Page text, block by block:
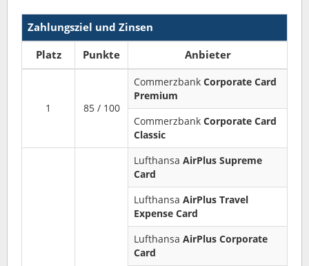
Zahlungsziel und Zinsen
Platz
Punkte Anbieter
1 85 / 100
Commerzbank Corporate Card
Premium
Commerzbank Corporate Card
Classic
Lufthansa AirPlus Supreme
Card
Lufthansa AirPlus Travel
Expense Card
Lufthansa AirPlus Corporate
Card